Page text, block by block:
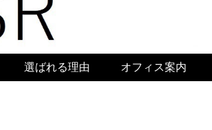
選ばれる理由 オフィス案内